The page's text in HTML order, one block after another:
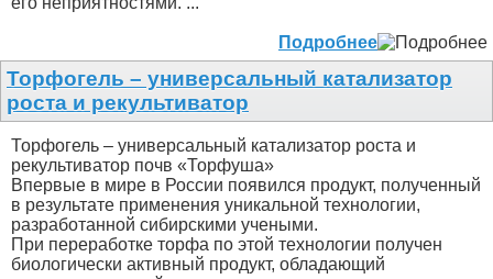
Подробнее
Торфогель – универсальный катализатор
роста и рекультиватор
Торфогель – универсальный катализатор роста и
рекультиватор почв «Торфуша»
Впервые в мире в России появился продукт, полученный
в результате применения уникальной технологии,
разработанной сибирскими учеными.
При переработке торфа по этой технологии получен
биологически активный продукт, обладающий